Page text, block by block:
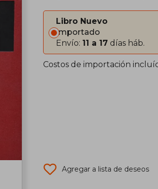
Libro Nuevo
Importado
Envío: 11 a 17 días háb.
Costos de importación
Agregar a lista de deseos